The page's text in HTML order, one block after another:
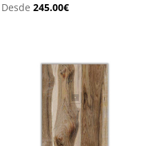
Desde245.00€